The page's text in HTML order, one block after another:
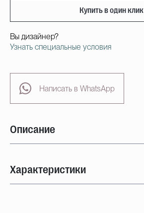
Купить в один клик
Вы дизайнер?
Узнать специальные условия
Написать в WhatsApp
Описание
Характеристики